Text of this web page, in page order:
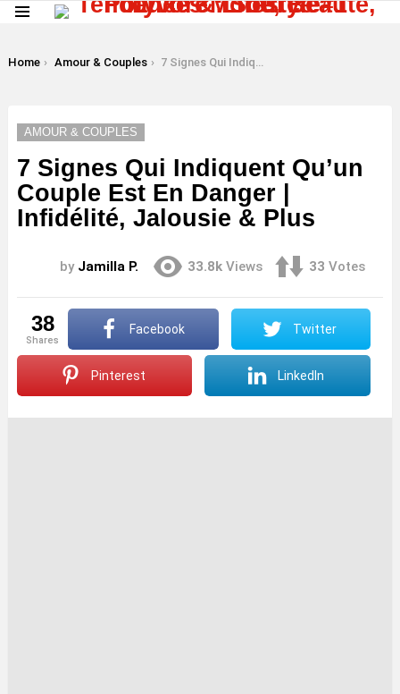
You are here:
Home Amour & Couples 7 Signes Qui Indiquent Qu’un Couple Est En Danger | Infidélité, Jalousie & Plus
AMOUR & COUPLES
7 Signes Qui Indiquent Qu’un
Couple Est En Danger |
Infidélité, Jalousie & Plus
by Jamilla P. 33.8k Views 33 Votes
38
shares
Facebook Twitter
Pinterest LinkedIn